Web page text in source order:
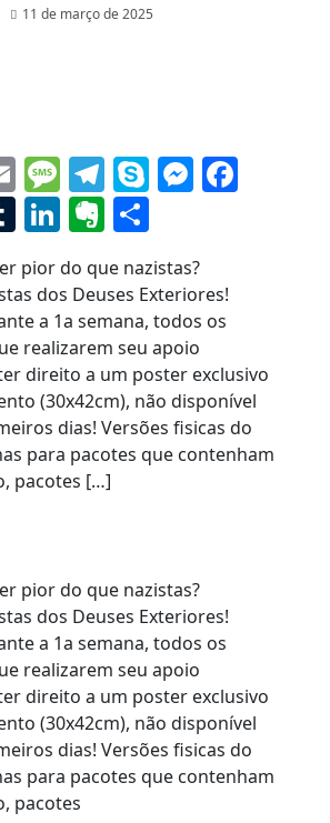
11 de março de 2025
EmailMessage
Telegram
Skype
Tumblr
LinkedIn
Evernote
pior do que nazistas?
dos Deuses Exteriores!
a 1a semana, todos os
realizarem seu apoio
direito a um poster exclusivo
(30x42cm), não disponível
dias! Versões fisicas do
para pacotes que contenham
pacotes […]
pior do que nazistas?
dos Deuses Exteriores!
a 1a semana, todos os
realizarem seu apoio
direito a um poster exclusivo
(30x42cm), não disponível
dias! Versões fisicas do
para pacotes que contenham
pacotes